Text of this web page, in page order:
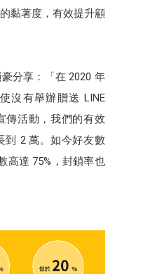
黏著度，有效提升顧
分享：「在 2020 年
沒有舉辦贈送 LINE
傳活動，我們的有效
到 2 萬。如今好友數
高達 75%，封鎖率也